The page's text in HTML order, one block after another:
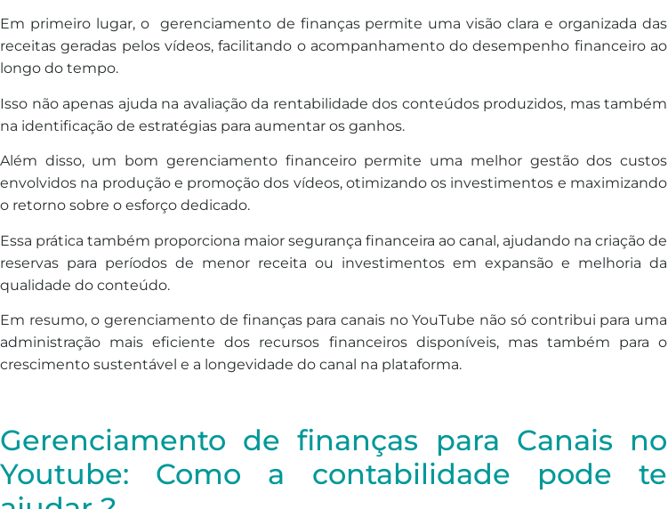
Em primeiro lugar, o gerenciamento de finanças permite uma visão clara e organizada das
receitas geradas pelos vídeos, facilitando o acompanhamento do desempenho financeiro ao
longo do tempo.
Isso não apenas ajuda na avaliação da rentabilidade dos conteúdos produzidos, mas também
na identificação de estratégias para aumentar os ganhos.
Além disso, um bom gerenciamento financeiro permite uma melhor gestão dos custos
envolvidos na produção e promoção dos vídeos, otimizando os investimentos e maximizando
o retorno sobre o esforço dedicado.
Essa prática também proporciona maior segurança financeira ao canal, ajudando na criação de
reservas para períodos de menor receita ou investimentos em expansão e melhoria da
qualidade do conteúdo.
Em resumo, o gerenciamento de finanças para canais no YouTube não só contribui para uma
administração mais eficiente dos recursos financeiros disponíveis, mas também para o
crescimento sustentável e a longevidade do canal na plataforma.
Gerenciamento de finanças para Canais no
Youtube: Como a contabilidade pode te